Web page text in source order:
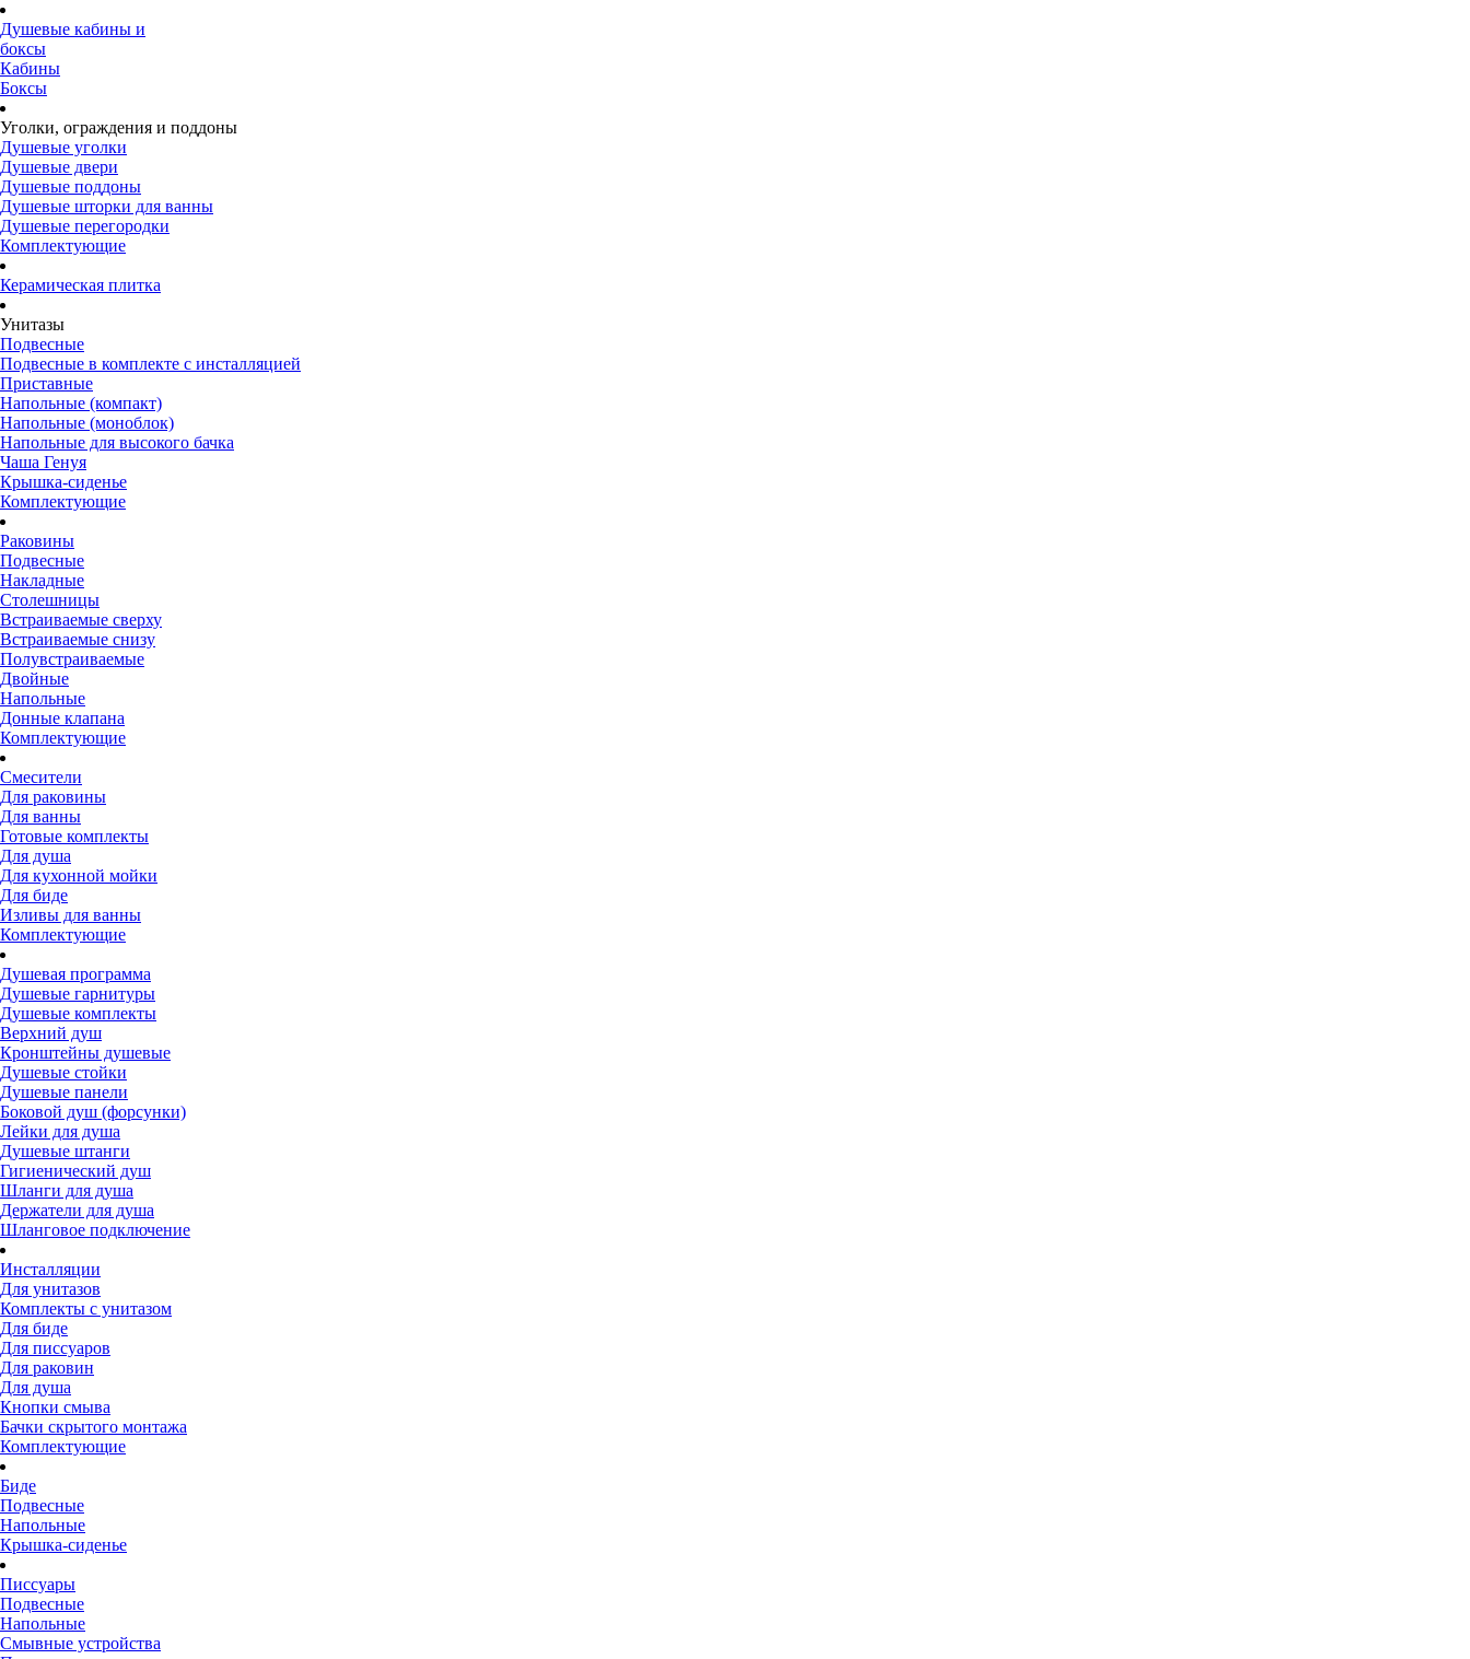
Душевые кабины и
боксы
Кабины
Боксы
Уголки, ограждения и поддоны
Душевые уголки
Душевые двери
Душевые поддоны
Душевые шторки для ванны
Душевые перегородки
Комплектующие
Керамическая плитка
Унитазы
Подвесные
Подвесные в комплекте с инсталляцией
Приставные
Напольные (компакт)
Напольные (моноблок)
Напольные для высокого бачка
Чаша Генуя
Крышка-сиденье
Комплектующие
Раковины
Подвесные
Накладные
Столешницы
Встраиваемые сверху
Встраиваемые снизу
Полувстраиваемые
Двойные
Напольные
Донные клапана
Комплектующие
Смесители
Для раковины
Для ванны
Готовые комплекты
Для душа
Для кухонной мойки
Для биде
Изливы для ванны
Комплектующие
Душевая программа
Душевые гарнитуры
Душевые комплекты
Верхний душ
Кронштейны душевые
Душевые стойки
Душевые панели
Боковой душ (форсунки)
Лейки для душа
Душевые штанги
Гигиенический душ
Шланги для душа
Держатели для душа
Шланговое подключение
Инсталляции
Для унитазов
Комплекты с унитазом
Для биде
Для писсуаров
Для раковин
Для душа
Кнопки смыва
Бачки скрытого монтажа
Комплектующие
Биде
Подвесные
Напольные
Крышка-сиденье
Писсуары
Подвесные
Напольные
Смывные устройства